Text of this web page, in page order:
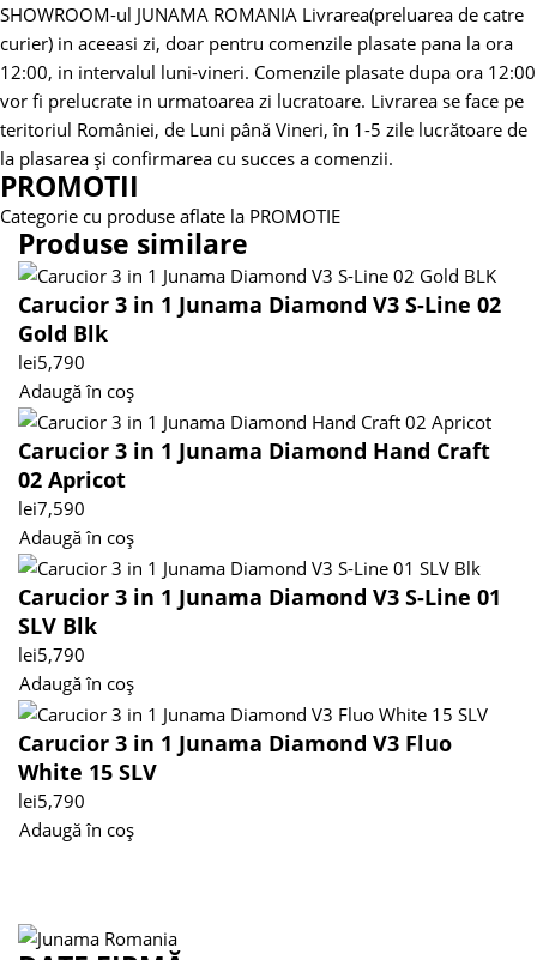
SHOWROOM-ul JUNAMA ROMANIA Livrarea(preluarea de catre
curier) in aceeasi zi, doar pentru comenzile plasate pana la ora
12:00, in intervalul luni-vineri. Comenzile plasate dupa ora 12:00
vor fi prelucrate in urmatoarea zi lucratoare. Livrarea se face pe
teritoriul României, de Luni până Vineri, în 1-5 zile lucrătoare de
la plasarea și confirmarea cu succes a comenzii.
PROMOTII
Categorie cu produse aflate la PROMOTIE
Produse similare
Carucior 3 in 1 Junama Diamond V3 S-Line 02
Gold Blk
lei5,790
Adaugă în coș
Carucior 3 in 1 Junama Diamond Hand Craft
02 Apricot
lei7,590
Adaugă în coș
Carucior 3 in 1 Junama Diamond V3 S-Line 01
SLV Blk
lei5,790
Adaugă în coș
Carucior 3 in 1 Junama Diamond V3 Fluo
White 15 SLV
lei5,790
Adaugă în coș